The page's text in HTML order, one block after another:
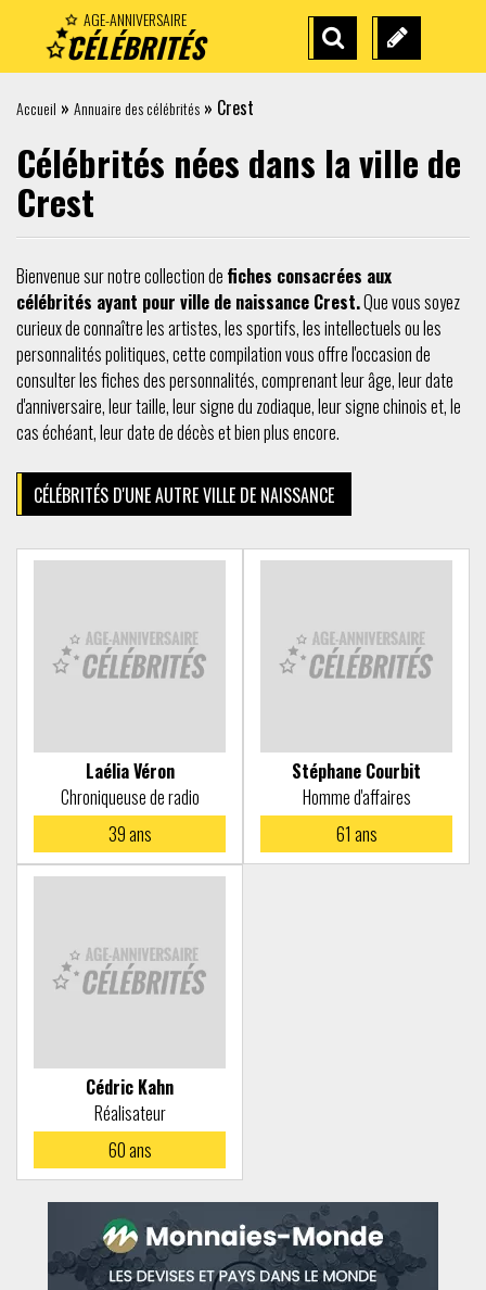
AGE-ANNIVERSAIRE
CÉLÉBRITÉS
RECHERCHE SUGGÉREZ
Accueil » Annuaire des célébrités » Crest
Célébrités nées dans la ville de
Crest
Bienvenue sur notre collection de fiches consacrées aux
célébrités ayant pour ville de naissance Crest.Que vous soyez
curieux de connaître les artistes, les sportifs, les intellectuels ou les
personnalités politiques, cette compilation vous offre l'occasion de
consulter les fiches des personnalités, comprenant leur âge, leur date
d'anniversaire, leur taille, leur signe du zodiaque, leur signe chinois et, le
cas échéant, leur date de décès et bien plus encore.
CÉLÉBRITÉS D'UNE AUTRE VILLE DE NAISSANCE
Laélia Véron
Chroniqueuse de radio
39ans
Stéphane Courbit
Homme d'affaires
61 ans
Cédric Kahn
Réalisateur
60ans